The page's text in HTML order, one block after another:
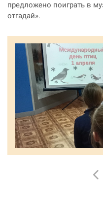
предложено поиграть в
отгадай».